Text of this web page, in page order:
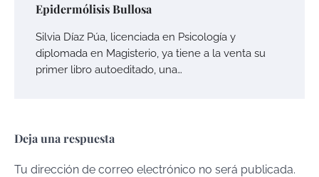
Epidermólisis Bullosa
Silvia Díaz Púa, licenciada en Psicología y
diplomada en Magisterio, ya tiene a la venta su
primer libro autoeditado, una…
Deja una respuesta
Tu dirección de correo electrónico no será publicada.